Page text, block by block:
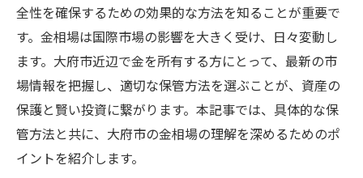
全性を確保するための効果的な方法を知ることが重要で
す。金相場は国際市場の影響を大きく受け、日々変動し
ます。大府市近辺で金を所有する方にとって、最新の市
場情報を把握し、適切な保管方法を選ぶことが、資産の
保護と賢い投資に繋がります。本記事では、具体的な保
管方法と共に、大府市の金相場の理解を深めるためのポ
イントを紹介します。